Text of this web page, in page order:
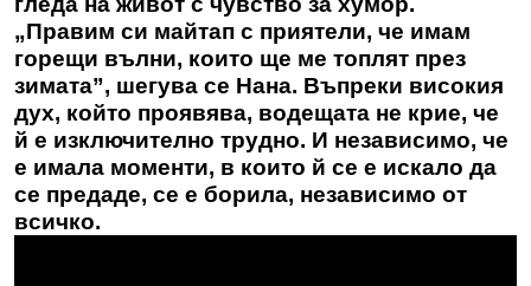
„Правим си майтап с приятели, че имам
горещи вълни, които ще ме топлят през
зимата”, шегува се Нана. Въпреки високия
дух, който проявява, водещата не крие, че
й е изключително трудно. И независимо, че
е имала моменти, в които й се е искало да
се предаде, се е борила, независимо от
всичко.